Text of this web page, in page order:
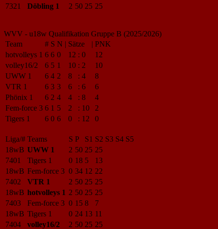
7321
Döbling 1 2 50 25 25
WVV - u18w Qualifikation Gruppe B (2025/2026)
Team
# S N | Sätze | PNK
hotvolleys 1 6 6 0 12 : 0
12
volley16/2
6 5 1 10 : 2
10
UWW 1
6 4 2 8 : 4
8
VTR 1
6 3 3 6 : 6
6
Phönix 1
6 2 4 4 : 8
4
Fem-force 3 6 1 5 2 : 10
2
Tigers 1
6 0 6 0 : 12 0
Liga/# Teams S P S1 S2 S3 S4 S5
18wB UWW 1 2 50 25 25
7401
Tigers 1 0 18 5
13
18wB Fem-force 3 0 34 12 22
7402
VTR 1 2 50 25 25
18wB hotvolleys 1 2 50 25 25
7403
Fem-force 3 0 15 8
7
18wB Tigers 1 0 24 13 11
7404
volley16/2 2 50 25 25